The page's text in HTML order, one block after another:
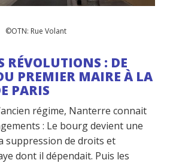
©OTN: Rue Volant
RÉVOLUTIONS : DE
PREMIER MAIRE À LA
PARIS
régime, Nanterre connait
: Le bourg devient une
suppression de droits et
dont il dépendait. Puis les